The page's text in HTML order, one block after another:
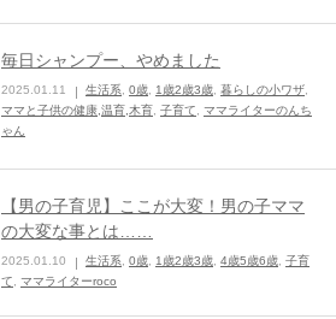
毎日シャンプー、やめました
2025.01.11 生活系, 0歳, 1歳2歳3歳, 暮らしの小ワザ,
ママと子供の健康,温育,木育, 子育て, ママライターのんち
ゃん
【男の子育児】ここが大変！男の子ママ
の大変な事とは……
2025.01.10 生活系 0歳 1歳2歳3歳 4歳5歳6歳 子育
て
ママライターroco